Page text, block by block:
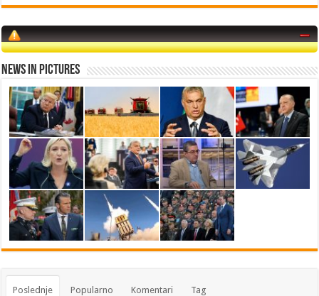
News in Pictures
Poslednje Popularno Komentari Tag